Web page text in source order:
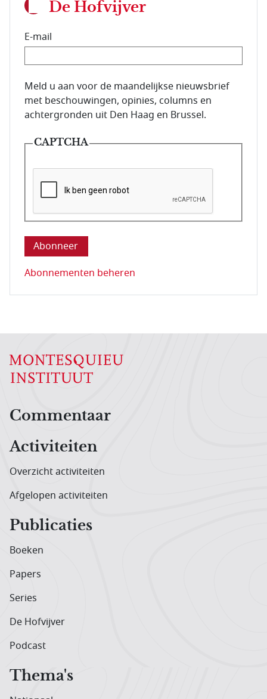
De Hofvijver
E-mail
E-mailadres van de abonnee.
Meld u aan voor de maandelijkse nieuwsbrief
met beschouwingen, opinies, columns en
achtergronden uit Den Haag en Brussel.
CAPTCHA
Deze vraag is om te controleren dat u een mens
Abonnementen beheren
Hoofdnavigatiemenu
Commentaar
Activiteiten
Overzicht activiteiten
Afgelopen activiteiten
Publicaties
Boeken
Papers
Series
De Hofvijver
Podcast
Thema's